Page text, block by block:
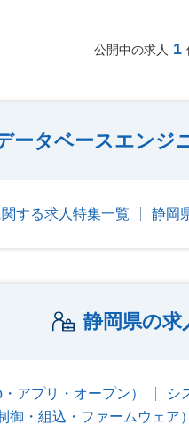
公開中の求人 1
ータベースエンジ
する求人特集一覧 静岡
静岡県の求
アプリ・オープン） シ
御・組込・ファームウェア）